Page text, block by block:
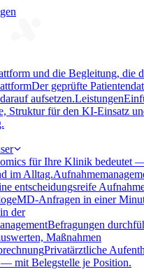
und die Begleitung, die
Der geprüfte
aufsetzen.Leistungen
Struktur für den KI-Einsatz
für Ihre Klinik bedeutet
im Alltag.
entscheidungsreife
MD-Anfragen in einer
der
Befragungen
Maßnahmen
Privatärztliche
mit Belegstelle je Position.